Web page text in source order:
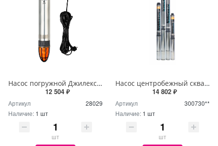
Насос погружной Джилекс Водомет Проф 55/35 1035
12 504 ₽
Артикул
28029
Наличие: 1 шт
шт
Насос центробежный скважинный RUDES 3FRESH 700 + кабель 30м, комплектация А
14 802 ₽
Артикул
300730**
Наличие: 1 шт
шт